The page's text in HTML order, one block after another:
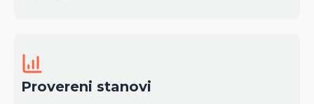
Provereni stanovi